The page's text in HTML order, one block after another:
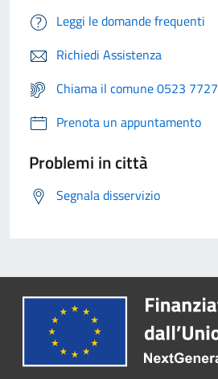
Leggi le domande frequenti
Richiedi Assistenza
Chiama il comune 0523
Prenota un appuntamento
Problemi in città
Segnala disservizio